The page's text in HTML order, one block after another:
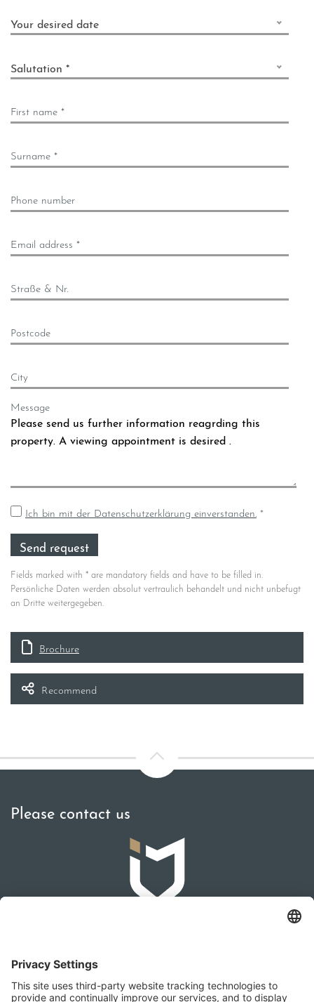
Your desired date
Salutation *
First name *
Surname *
Phone number
Email address *
Straße & Nr.
Postcode
City
Message
Ich bin mit der Datenschutzerklärung einverstanden. *
Fields marked with * are mandatory fields and have to be filled in.
Persönliche Daten werden absolut vertraulich behandelt und nicht unbefugt
an Dritte weitergegeben.
Brochure
Recommend
Please contact us
IMMOMAKLEREI
Franz-Josef-Straße 2, 4540 Bad Hall